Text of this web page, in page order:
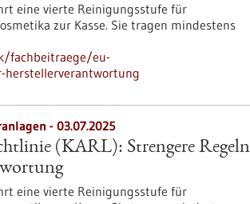
eine vierte Reinigungsstufe für
zur Kasse. Sie tragen mindestens
fachbeitraege/eu-
herstellerverantwortung
- 03.07.2025
(KARL): Strengere Regeln
eine vierte Reinigungsstufe für